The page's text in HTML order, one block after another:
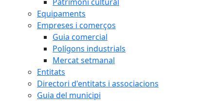
Equipaments
Empreses i comerços
Guia comercial
Polígons industrials
Mercat setmanal
Entitats
Directori d'entitats i associacions
Guia del municipi